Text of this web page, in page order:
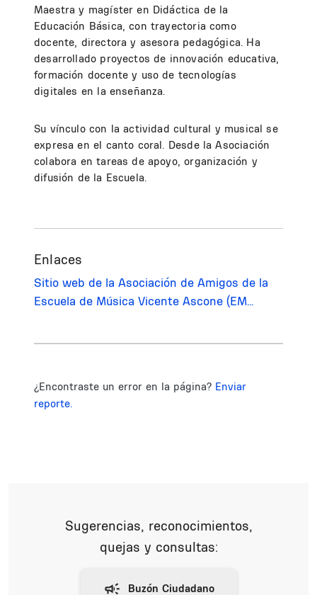
Maestra y magíster en Didáctica de la
Educación Básica, con trayectoria como
docente, directora y asesora pedagógica. Ha
desarrollado proyectos de innovación educativa,
formación docente y uso de tecnologías
digitales en la enseñanza.
Su vínculo con la actividad cultural y musical se
expresa en el canto coral. Desde la Asociación
colabora en tareas de apoyo, organización y
difusión de la Escuela.
Enlaces
Sitio web de la Asociación de Amigos de la
Escuela de Música Vicente Ascone (EM…
¿Encontraste un error en la página? Enviar
reporte.
Sugerencias, reconocimientos,
quejas y consultas: